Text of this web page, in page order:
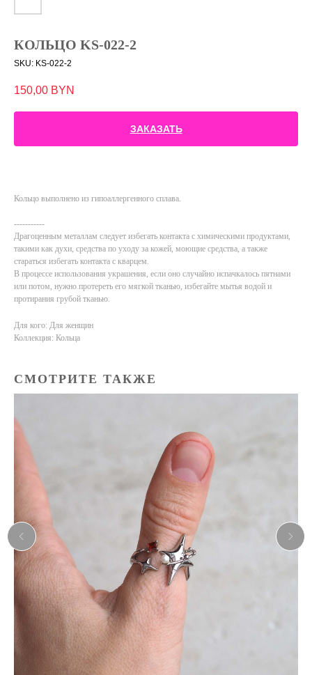
КОЛЬЦО KS-022-2
SKU: KS-022-2
150,00 BYN
ЗАКАЗАТЬ
Кольцо выполнено из гипоаллергенного сплава.
-----------
Драгоценным металлам следует избегать контакта с химическими продуктами,
такими как духи, средства по уходу за кожей, моющие средства, а также
стараться избегать контакта с кварцем.
В процессе использования украшения, если оно случайно испачкалось пятнами
или потом, нужно протереть его мягкой тканью, избегайте мытья водой и
протирания грубой тканью.
Для кого: Для женщин
Коллекция: Кольца
СМОТРИТЕ ТАКЖЕ